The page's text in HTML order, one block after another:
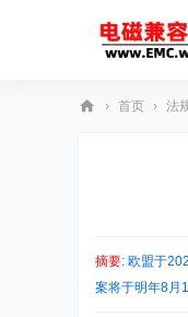
术
社
› 首页 › 法
摘要: 欧盟于
案将于明年8月